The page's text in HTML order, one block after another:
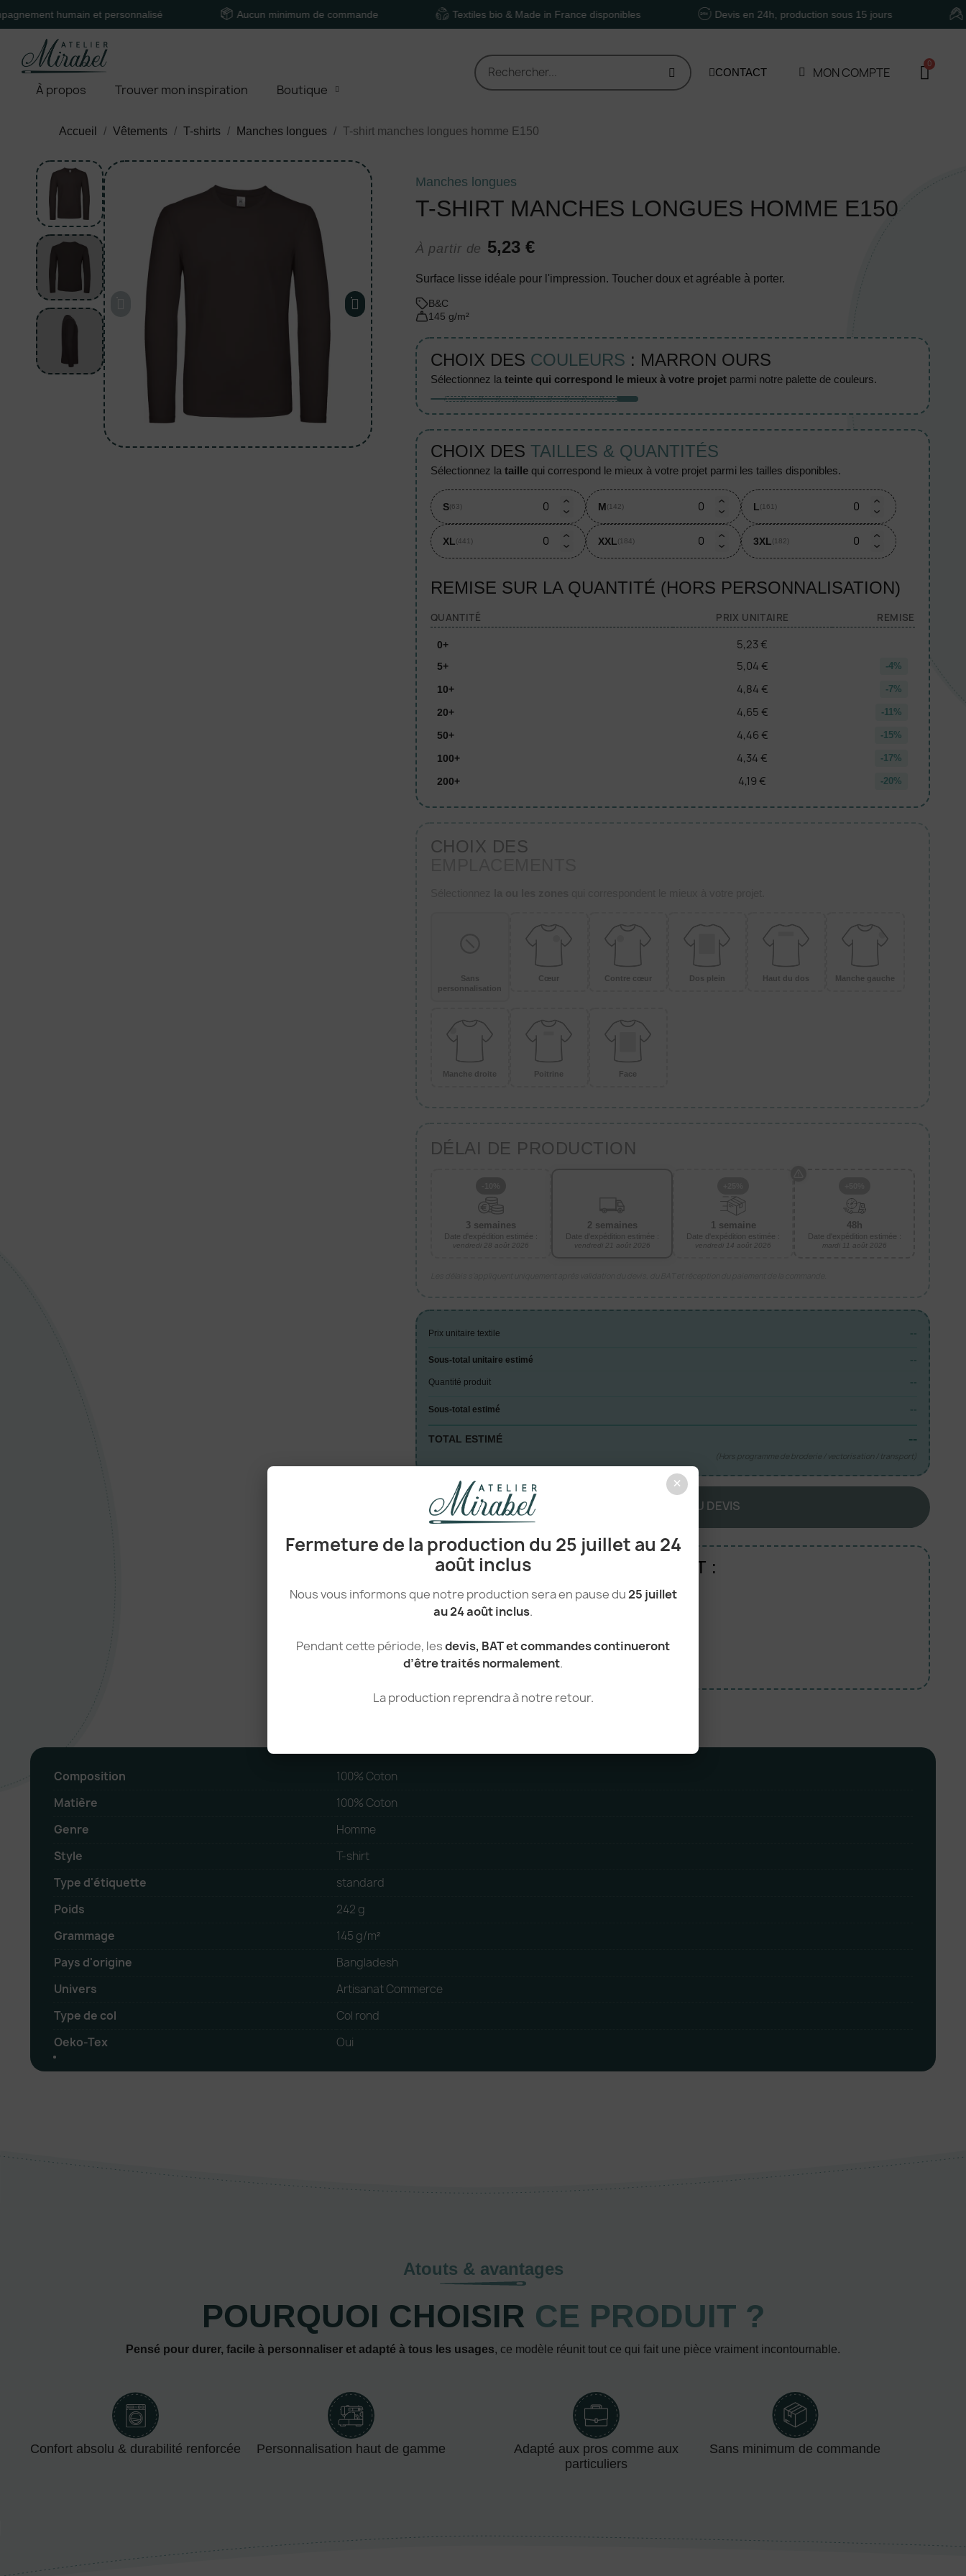
×
Fermeture de la production du 25 juillet au 24
août inclus
Nous vous informons que notre production sera en pause du25 juillet
au 24 août inclus.
Pendant cette période, lesdevis, BAT et commandes continueront
d’être traités normalement.
La production reprendra à notre retour.
humain et personnalisé Aucun minimum de commande Textiles bio & Made in France disponibles Devis en 24h, production sous 15 jours Un
À propos Trouver mon inspiration Boutique
CONTACT MON COMPTE
Accueil Vêtements T-shirts Manches longues T-shirt manches longues homme E150
Manches longues
T-SHIRT MANCHES LONGUES HOMME E150
À partir de 5,23 €
Surface lisse idéale pour l'impression. Toucher doux et agréable à porter.
B&C
145 g/m²
CHOIX DES COULEURS : MARRON OURS
sélectionnez la teinte qui correspond le mieux à votre projetparmi notre palette de couleurs.
CHOIX DES TAILLES & QUANTITÉS
sélectionnez la taillequi correspond le mieux à votre projet parmi les tailles disponibles.
S(63) M(142) L(161)
XL(441) XXL(184) 3XL(182)
REMISE SUR LA QUANTITÉ (HORS PERSONNALISATION)
QUANTITÉ PRIX UNITAIRE REMISE
0+ 5,23 €
5+ 5,04 € -4%
10+ 4,84 € -7%
20+ 4,65 € -11%
50+ 4,46 € -15%
100+ 4,34 € -17%
200+ 4,19 € -20%
CHOIX DES
Sans
personnalisation
Cœur Contre cœur Dos plein Haut du dos Manche gauche
Manche droite Poitrine Face
DÉLAI DE PRODUCTION
3 semaines
Date d'expédition estimée :
vendredi 28 août 2026
2 semaines
Date d'expédition estimée :
vendredi 21 août 2026
1 semaine
Date d'expédition estimée :
vendredi 14 août 2026
48h
Date d'expédition estimée :
mardi 11 août 2026
Prix unitaire textile --
Sous-total unitaire estimé --
Quantité produit --
Sous-total estimé --
TOTAL ESTIMÉ --
(Hors programme de broderie / vectorisation / transport)
AJOUTER AU DEVIS
AUTRES VERSIONS DU PRODUIT :
Femme
Voir le produit
Composition
100% Coton
Matière
100% Coton
Genre
Homme
Style
T-shirt
Type d'étiquette
standard
Poids
242 g
Grammage
145 g/m²
Pays d'origine
Bangladesh
Univers
Artisanat Commerce
Type de col
Col rond
Oeko-Tex
Oui
Atouts & avantages
POURQUOI CHOISIR CE PRODUIT ?
Pensé pour durer, facile à personnaliser et adapté à tous les usages, ce modèle réunit tout ce qui fait une pièce vraiment incontournable.
Confort absolu & durabilité renforcée Personnalisation haut de gamme
Adapté aux pros comme aux
particuliers
Sans minimum de commande